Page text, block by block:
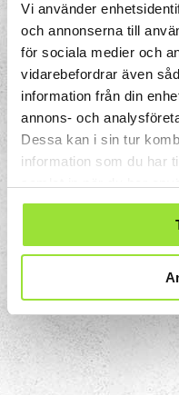
Vi använder
och annonserna till
för sociala medier och
vidarebefordrar även
information från din
annons- och
Dessa kan i sin tur
information som du har
En termometer
energi. När vi
en behaglig
grader mätt med
oftast en lagom
kan spara
av